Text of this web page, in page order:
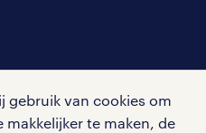
gebruik van cookies om
te maken, de
omtrent